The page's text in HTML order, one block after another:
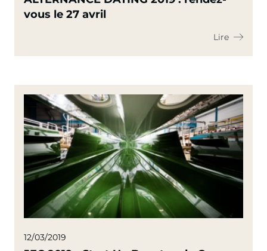
vous le 27 avril
Lire
12/03/2019